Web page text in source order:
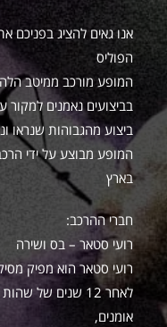
אנו גאים להציג בפניכם
הפוליס
המופע מורכב ממיטב
בביצועים נאמנים למקור
ביצוע מהגבוהות שנראו
המופע מבוצע על ידי
בארץ
חברי ההרכב:
רועי סטאר – בס ושירה
רועי סטאר הוא מפיק
לאחר 12 שנים
אומנים,